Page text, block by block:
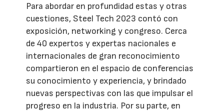
Para abordar en profundidad estas y otras
cuestiones, Steel Tech 2023 contó con
exposición, networking y congreso. Cerca
de 40 expertos y expertas nacionales e
internacionales de gran reconocimiento
compartieron en el espacio de conferencias
su conocimiento y experiencia, y brindado
nuevas perspectivas con las que impulsar el
progreso en la industria. Por su parte, en